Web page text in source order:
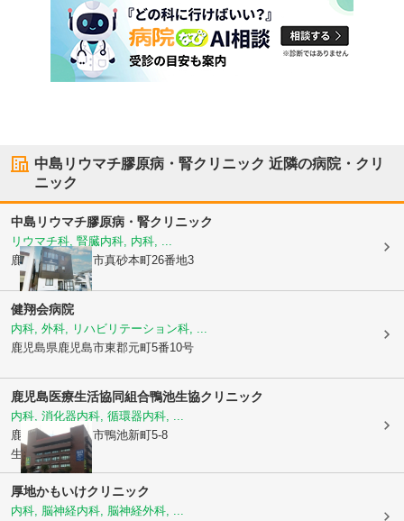
中島リウマチ膠原病・腎クリニック 近隣の病院・クリ
ニック
中島リウマチ膠原病・腎クリニック
リウマチ科, 腎臓内科, 内科, ...
鹿児島県鹿児島市真砂本町26番地3
健翔会病院
内科, 外科, リハビリテーション科, ...
鹿児島県鹿児島市東郡元町5番10号
鹿児島医療生活協同組合鴨池生協クリニック
内科, 消化器内科, 循環器内科, ...
鹿児島県鹿児島市鴨池新町5-8
生協会館2階
厚地かもいけクリニック
内科, 脳神経内科, 脳神経外科, ...